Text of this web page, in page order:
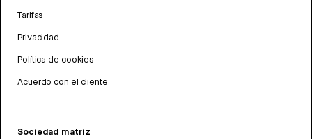
Tarifas
Privacidad
Política de cookies
Acuerdo con el cliente
Sociedad matriz